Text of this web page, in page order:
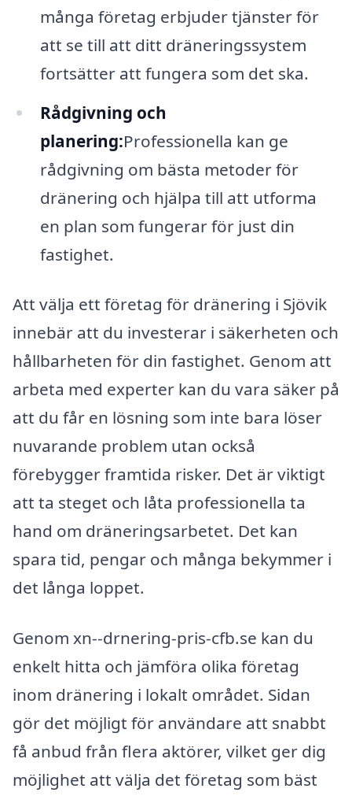
många företag erbjuder tjänster för
att se till att ditt dräneringssystem
fortsätter att fungera som det ska.
Rådgivning och
planering:Professionella kan ge
rådgivning om bästa metoder för
dränering och hjälpa till att utforma
en plan som fungerar för just din
fastighet.
Att välja ett företag för dränering i Sjövik
innebär att du investerar i säkerheten och
hållbarheten för din fastighet. Genom att
arbeta med experter kan du vara säker på
att du får en lösning som inte bara löser
nuvarande problem utan också
förebygger framtida risker. Det är viktigt
att ta steget och låta professionella ta
hand om dräneringsarbetet. Det kan
spara tid, pengar och många bekymmer i
det långa loppet.
Genom xn--drnering-pris-cfb.se kan du
enkelt hitta och jämföra olika företag
inom dränering i lokalt området. Sidan
gör det möjligt för användare att snabbt
få anbud från flera aktörer, vilket ger dig
möjlighet att välja det företag som bäst